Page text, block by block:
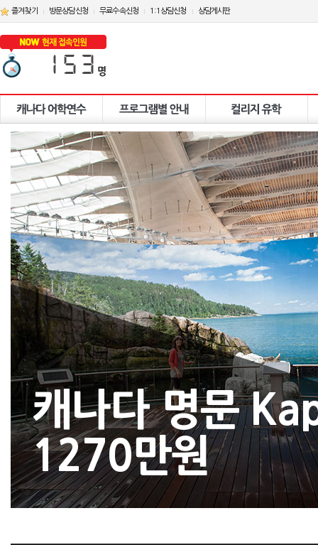
즐겨찾기 방문상담신청 무료수속신청 1:1상담신청 상담게시판
캐나다 명문
1270만원